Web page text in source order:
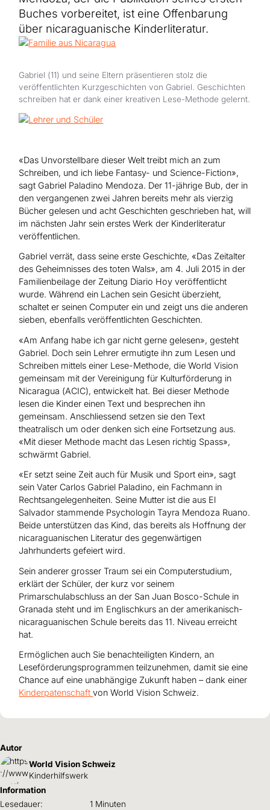
Hilfe für Afghanistan
Alle Nothilfe-Projekte
Buches vorbereitet, ist eine Offenbarung
über nicaraguanische Kinderliteratur.
Gabriel (11) und seine Eltern präsentieren stolz die
veröffentlichten Kurzgeschichten von Gabriel. Geschichten
schreiben hat er dank einer kreativen Lese-Methode gelernt.
«Das Unvorstellbare dieser Welt treibt mich an zum
Schreiben, und ich liebe Fantasy- und Science-Fiction»,
sagt Gabriel Paladino Mendoza. Der 11-jährige Bub, der in
den vergangenen zwei Jahren bereits mehr als vierzig
Bücher gelesen und acht Geschichten geschrieben hat, will
im nächsten Jahr sein erstes Werk der Kinderliteratur
veröffentlichen.
Gabriel verrät, dass seine erste Geschichte, «Das Zeitalter
des Geheimnisses des toten Wals», am 4. Juli 2015 in der
Familienbeilage der Zeitung Diario Hoy veröffentlicht
wurde. Während ein Lachen sein Gesicht überzieht,
schaltet er seinen Computer ein und zeigt uns die anderen
sieben, ebenfalls veröffentlichten Geschichten.
«Am Anfang habe ich gar nicht gerne gelesen», gesteht
Gabriel. Doch sein Lehrer ermutigte ihn zum Lesen und
Schreiben mittels einer Lese-Methode, die World Vision
gemeinsam mit der Vereinigung für Kulturförderung in
Nicaragua (ACIC), entwickelt hat. Bei dieser Methode
lesen die Kinder einen Text und besprechen ihn
gemeinsam. Anschliessend setzen sie den Text
theatralisch um oder denken sich eine Fortsetzung aus.
«Mit dieser Methode macht das Lesen richtig Spass»,
schwärmt Gabriel.
«Er setzt seine Zeit auch für Musik und Sport ein», sagt
sein Vater Carlos Gabriel Paladino, ein Fachmann in
Rechtsangelegenheiten. Seine Mutter ist die aus El
Salvador stammende Psychologin Tayra Mendoza Ruano.
Beide unterstützen das Kind, das bereits als Hoffnung der
nicaraguanischen Literatur des gegenwärtigen
Jahrhunderts gefeiert wird.
Sein anderer grosser Traum sei ein Computerstudium,
erklärt der Schüler, der kurz vor seinem
Primarschulabschluss an der San Juan Bosco-Schule in
Granada steht und im Englischkurs an der amerikanisch-
nicaraguanischen Schule bereits das 11. Niveau erreicht
hat.
Ermöglichen auch Sie benachteiligten Kindern, an
Leseförderungsprogrammen teilzunehmen, damit sie eine
Chance auf eine unabhängige Zukunft haben – dank einer
Kinderpatenschaftvon World Vision Schweiz.
Autor
World Vision Schweiz
Kinderhilfswerk
Information
Lesedauer:
1 Minuten